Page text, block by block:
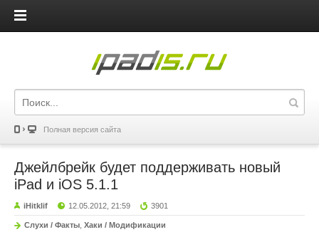
iPadis.ru
Полная версия сайта
Джейлбрейк будет поддерживать новый
iPad и iOS 5.1.1
iHitklif 12.05.2012, 21:59 3901
Слухи / Факты Хаки / Модификации